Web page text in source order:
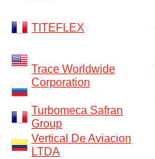
TITEFLEX
Trace Worldwide
Corporation
Turbomeca Safran
Group
Vertical De Aviacion
LTDA